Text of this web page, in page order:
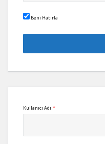
Beni Hatırla
Kullanıcı Adı *